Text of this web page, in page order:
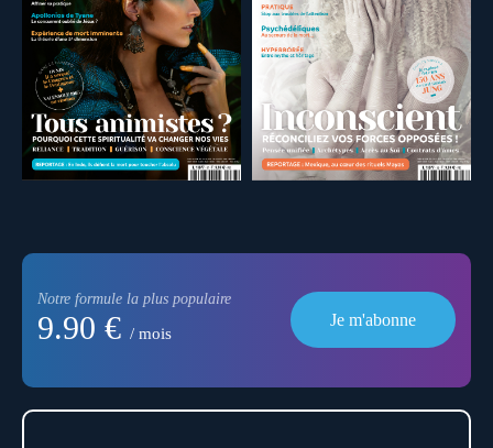
Notre formule la plus populaire
9.90 € / mois
Je m'abonne